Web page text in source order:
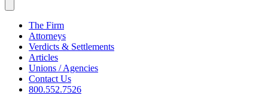
The Firm
Attorneys
Verdicts & Settlements
Articles
Unions / Agencies
Contact Us
800.552.7526